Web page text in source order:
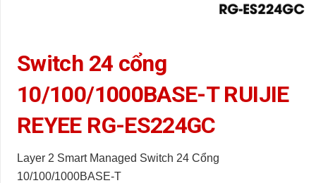
Switch 24 cổng
10/100/1000BASE-T RUIJIE
REYEE RG-ES224GC
Layer 2 Smart Managed Switch 24 Cổng
10/100/1000BASE-T